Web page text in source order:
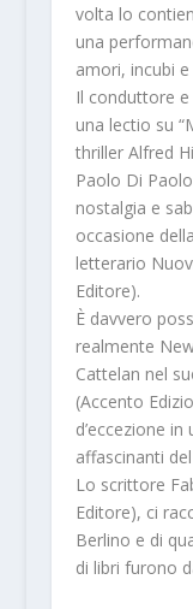
volta lo
una
amori, incubi e
Il conduttore
una lectio su
thriller Alfred
Paolo Di Paolo
nostalgia e
occasione
letterario
Editore).
È davvero
realmente
Cattelan nel
(Accento
d’eccezione
affascinanti
Lo scrittore
Editore), ci
Berlino e di
di libri furono